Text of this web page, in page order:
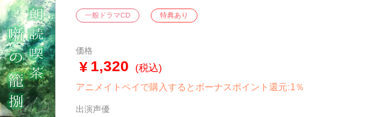
一般ドラマCD 特典あり
価格
1,320 (税込)
アニメイトペイで購入するとボーナスポイント還元:1％
出演声優